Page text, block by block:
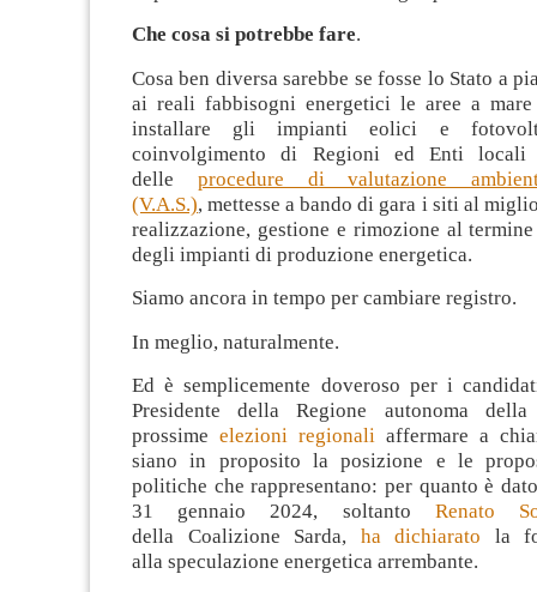
Che cosa si potrebbe fare.
Cosa ben diversa sarebbe se fosse lo Stato a
ai reali fabbisogni energetici le aree a
installare gli impianti eolici e
coinvolgimento di Regioni ed Enti locali
delle procedure di valutazione
(V.A.S.), mettesse a bando di gara i siti al
realizzazione, gestione e rimozione al
degli impianti di produzione energetica.
Siamo ancora in tempo per cambiare registro.
In meglio, naturalmente.
Ed è semplicemente doveroso per i
Presidente della Regione autonoma
prossime elezioni regionali affermare a
siano in proposito la posizione e le
politiche che rappresentano: per quanto è
31 gennaio 2024, soltanto Renato
della Coalizione Sarda, ha dichiarato la
alla speculazione energetica arrembante.